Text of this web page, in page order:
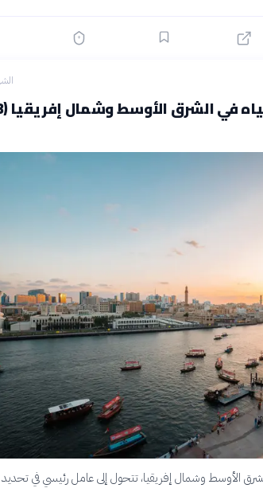
الأوسط وشمال إفريقيا، تتحول إلى عامل رئيسي في تحديد